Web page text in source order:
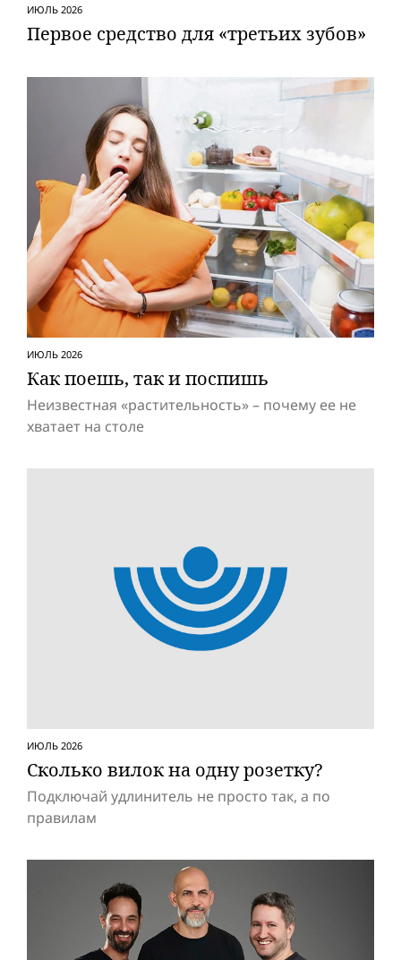
ИЮЛЬ 2026
Первое средство для «третьих зубов»
ИЮЛЬ 2026
Как поешь, так и поспишь
Неизвестная «растительность» – почему ее не
хватает на столе
ИЮЛЬ 2026
Сколько вилок на одну розетку?
Подключай удлинитель не просто так, а по
правилам